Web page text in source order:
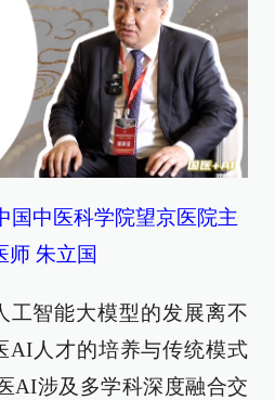
国中医科学院望京医院主
师 朱立国
工智能大模型的发展离不
AI人才的培养与传统模式
AI涉及多学科深度融合交